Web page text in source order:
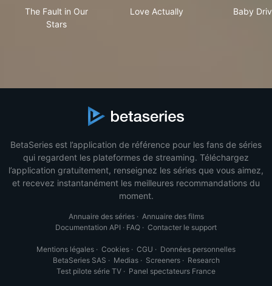
The Fault in Our
Stars
Love Actually Baby
BetaSeries est l’application de référence pour les fans de séries
qui regardent les plateformes de streaming. Téléchargez
l’application gratuitement, renseignez les séries que vous aimez,
et recevez instantanément les meilleures recommandations du
moment.
Annuaire des séries· Annuaire des films
Documentation API · FAQ · Contacter le support
Mentions légales · Cookies · CGU · Données personnelles
BetaSeries SAS · Medias· Screeners· Research
Test pilote série TV · Panel spectateurs France